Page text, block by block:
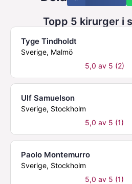
Topp 5 kirurger i
Tyge Tindholdt
Sverige, Malmö
5,0 av 5 (2)
Ulf Samuelson
Sverige, Stockholm
5,0 av 5 (1)
Paolo Montemurro
Sverige, Stockholm
5,0 av 5 (1)